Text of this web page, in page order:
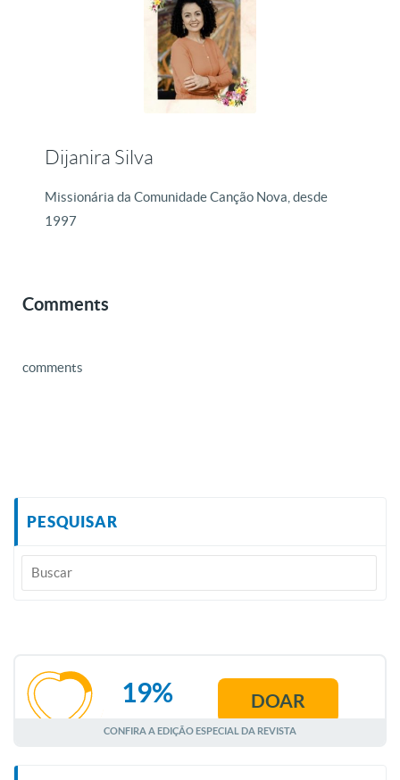
Dijanira Silva
Missionária da Comunidade Canção Nova, desde
1997
Comments
comments
PESQUISAR
AGOSTO
19% DOAR
CONFIRA A EDIÇÃO ESPECIAL DA REVISTA